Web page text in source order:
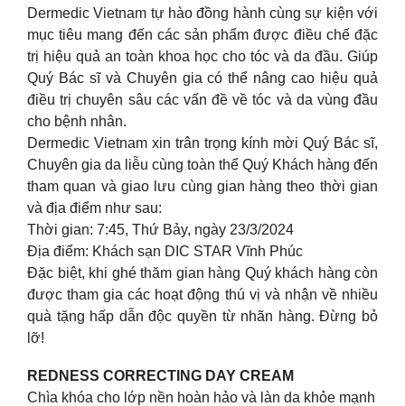
Dermedic Vietnam tự hào đồng hành cùng sự kiện với
mục tiêu mang đến các sản phẩm được điều chế đặc
trị hiệu quả an toàn khoa học cho tóc và da đầu. Giúp
Quý Bác sĩ và Chuyên gia có thể nâng cao hiệu quả
điều trị chuyên sâu các vấn đề về tóc và da vùng đầu
cho bệnh nhân.
Dermedic Vietnam xin trân trọng kính mời Quý Bác sĩ,
Chuyên gia da liễu cùng toàn thể Quý Khách hàng đến
tham quan và giao lưu cùng gian hàng theo thời gian
và địa điểm như sau:
Thời gian: 7:45, Thứ Bảy, ngày 23/3/2024
Địa điểm: Khách sạn DIC STAR Vĩnh Phúc
Đặc biệt, khi ghé thăm gian hàng Quý khách hàng còn
được tham gia các hoạt động thú vị và nhận về nhiều
quà tặng hấp dẫn độc quyền từ nhãn hàng. Đừng bỏ
lỡ!
REDNESS CORRECTING DAY CREAM
Chìa khóa cho lớp nền hoàn hảo và làn da khỏe mạnh